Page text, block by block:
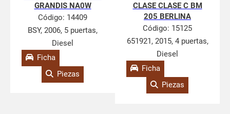
GRANDIS NA0W
Código: 14409
BSY, 2006, 5 puertas,
Diesel
Ficha
Piezas
CLASE CLASE C BM
205 BERLINA
Código: 15125
651921, 2015, 4 puertas,
Diesel
Ficha
Piezas